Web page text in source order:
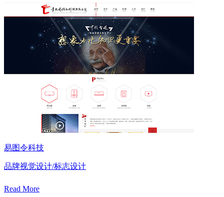
易图令科技
品牌视觉设计/标志设计
Read More